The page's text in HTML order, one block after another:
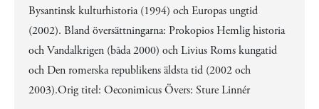
Bysantinsk kulturhistoria (1994) och Europas ungtid
(2002). Bland översättningarna: Prokopios Hemlig historia
och Vandalkrigen (båda 2000) och Livius Roms kungatid
och Den romerska republikens äldsta tid (2002 och
2003).Orig titel: Oeconimicus Övers: Sture Linnér